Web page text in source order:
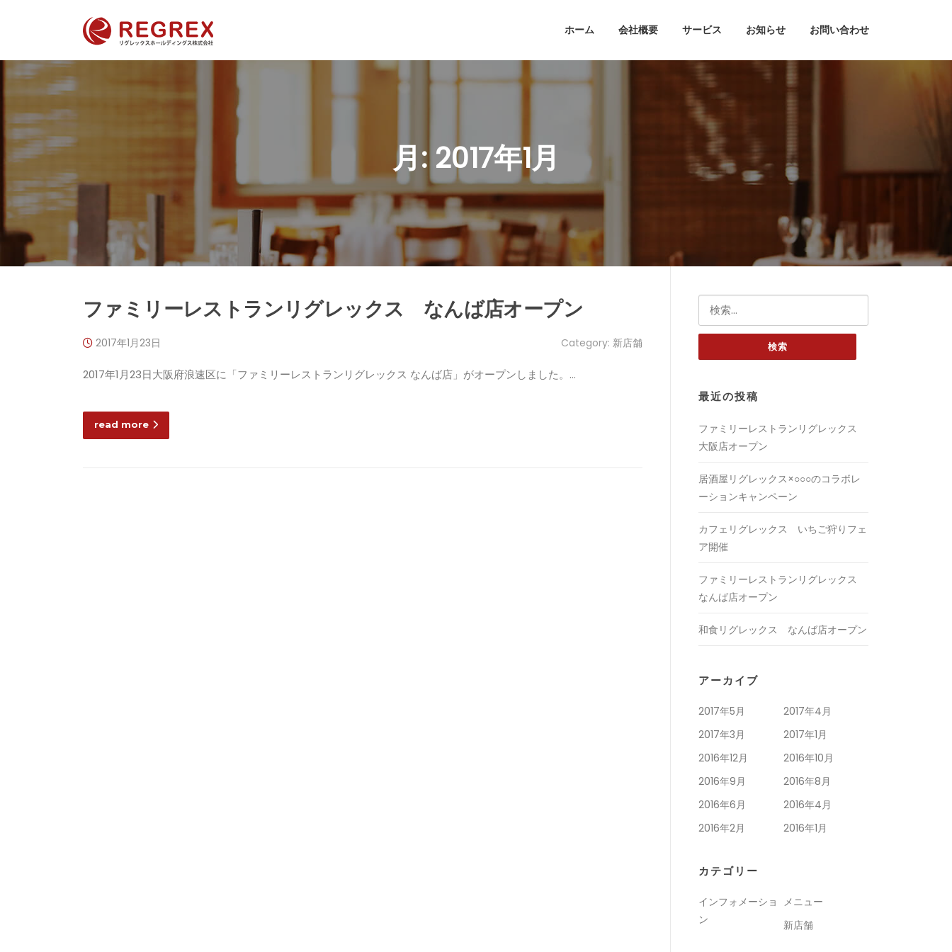
ホーム 会社概要 サービス お知らせ お問い合わせ
月: 2017年1月
ファミリーレストランリグレックス なんば店オープン
2017年1月23日 Category: 新店舗
2017年1月23日大阪府浪速区に「ファミリーレストランリグレックス なんば店」がオープンしました。…
read more
最近の投稿
ファミリーレストランリグレックス
大阪店オープン
居酒屋リグレックス×○○○のコラボレ
ーションキャンペーン
カフェリグレックス いちご狩りフェ
ア開催
ファミリーレストランリグレックス
なんば店オープン
和食リグレックス なんば店オープン
アーカイブ
2017年5月
2017年4月
2017年3月
2017年1月
2016年12月
2016年10月
2016年9月
2016年8月
2016年6月
2016年4月
2016年2月
2016年1月
カテゴリー
インフォメーショ
ン
メニュー
新店舗